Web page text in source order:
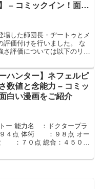
– コミックイン！面白
した師団長・ヂートゥとメ
評価付けを行いました。 な
さ評価については以下のリン
ハンター】ネフェルピ
数値と念能力 – コミッ
白い漫画をご紹介
ー 能力名 ：ドクタープラ
４点 体術 ：９８点 オー
：７０点 総合：４５０